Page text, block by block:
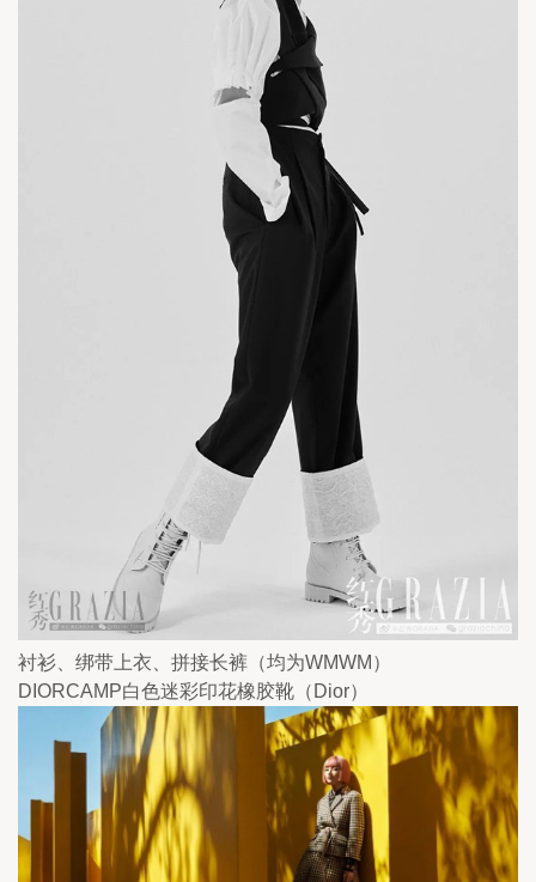
衬衫、绑带上衣、拼接长裤（均为WMWM）
DIORCAMP白色迷彩印花橡胶靴（Dior）